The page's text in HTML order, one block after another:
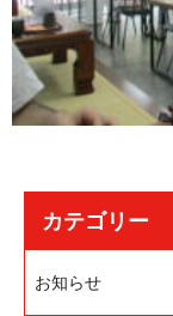
カテゴリー
お知らせ